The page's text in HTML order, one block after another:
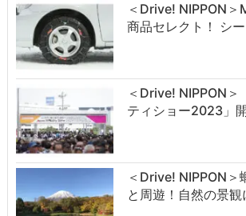
＜Drive! NIPPON＞
商品セレクト！ シ
＜Drive! NIPPON＞
ティショー2023」
＜Drive! NIPPON＞
と周遊！自然の景